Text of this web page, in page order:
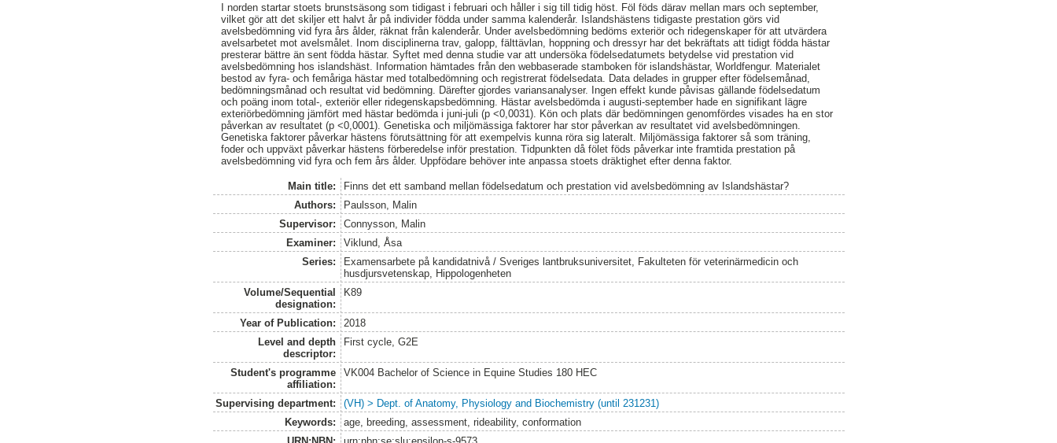
I norden startar stoets brunstsäsong som tidigast i februari och håller i sig till tidig höst. Föl föds därav mellan mars och september,
vilket gör att det skiljer ett halvt år på individer födda under samma kalenderår. Islandshästens tidigaste prestation görs vid
avelsbedömning vid fyra års ålder, räknat från kalenderår. Under avelsbedömning bedöms exteriör och ridegenskaper för att utvärdera
avelsarbetet mot avelsmålet. Inom disciplinerna trav, galopp, fälttävlan, hoppning och dressyr har det bekräftats att tidigt födda hästar
presterar bättre än sent födda hästar. Syftet med denna studie var att undersöka födelsedatumets betydelse vid prestation vid
avelsbedömning hos islandshäst. Information hämtades från den webbaserade stamboken för islandshästar, Worldfengur. Materialet
bestod av fyra- och femåriga hästar med totalbedömning och registrerat födelsedata. Data delades in grupper efter födelsemånad,
bedömningsmånad och resultat vid bedömning. Därefter gjordes variansanalyser. Ingen effekt kunde påvisas gällande födelsedatum
och poäng inom total-, exteriör eller ridegenskapsbedömning. Hästar avelsbedömda i augusti-september hade en signifikant lägre
exteriörbedömning jämfört med hästar bedömda i juni-juli (p <0,0031). Kön och plats där bedömningen genomfördes visades ha en stor
påverkan av resultatet (p <0,0001). Genetiska och miljömässiga faktorer har stor påverkan av resultatet vid avelsbedömningen.
Genetiska faktorer påverkar hästens förutsättning för att exempelvis kunna röra sig lateralt. Miljömässiga faktorer så som träning,
foder och uppväxt påverkar hästens förberedelse inför prestation. Tidpunkten då fölet föds påverkar inte framtida prestation på
avelsbedömning vid fyra och fem års ålder. Uppfödare behöver inte anpassa stoets dräktighet efter denna faktor.
Main title:
Finns det ett samband mellan födelsedatum och prestation vid avelsbedömning av Islandshästar?
Authors:
Paulsson, Malin
Supervisor:
Connysson, Malin
Examiner:
Viklund, Åsa
Series:
Examensarbete på kandidatnivå / Sveriges lantbruksuniversitet, Fakulteten för veterinärmedicin och
husdjursvetenskap, Hippologenheten
Volume/Sequential
designation:
K89
Year of Publication:
2018
Level and depth
descriptor:
First cycle, G2E
Student's programme
affiliation:
VK004 Bachelor of Science in Equine Studies 180 HEC
Supervising department:
(VH) > Dept. of Anatomy, Physiology and Biochemistry (until 231231)
Keywords:
age, breeding, assessment, rideability, conformation